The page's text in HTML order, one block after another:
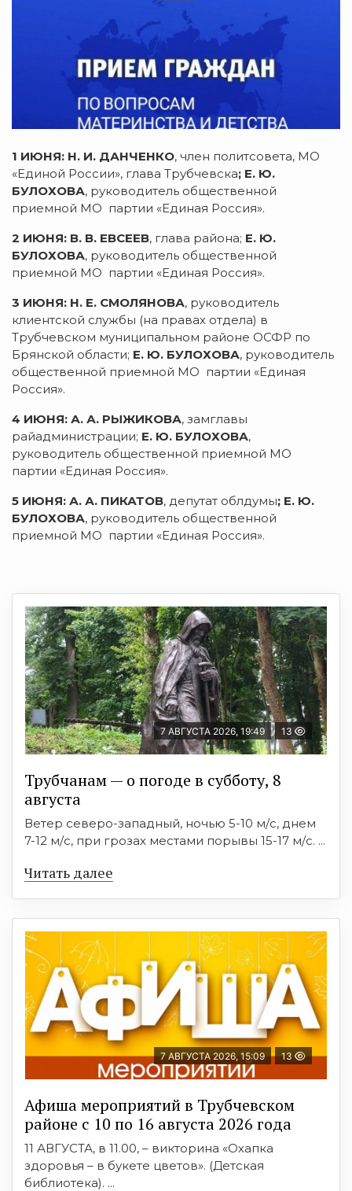
1 ИЮНЯ: Н. И. ДАНЧЕНКО, член политсовета, МО
«Единой России», глава Трубчевска; Е. Ю.
БУЛОХОВА, руководитель общественной
приемной МО партии «Единая Россия».
2 ИЮНЯ: В. В. ЕВСЕЕВ, глава района; Е. Ю.
БУЛОХОВА, руководитель общественной
приемной МО партии «Единая Россия».
3 ИЮНЯ: Н. Е. СМОЛЯНОВА, руководитель
клиентской службы (на правах отдела) в
Трубчевском муниципальном районе ОСФР по
Брянской области; Е. Ю. БУЛОХОВА, руководитель
общественной приемной МО партии «Единая
Россия».
4 ИЮНЯ: А. А. РЫЖИКОВА, замглавы
райадминистрации; Е. Ю. БУЛОХОВА,
руководитель общественной приемной МО
партии «Единая Россия».
5 ИЮНЯ: А. А. ПИКАТОВ, депутат облдумы; Е. Ю.
БУЛОХОВА, руководитель общественной
приемной МО партии «Единая Россия».
7 АВГУСТА 2026, 19:49 13
Трубчанам — о погоде в субботу, 8
августа
Ветер северо-западный, ночью 5-10 м/с, днем
7-12 м/с, при грозах местами порывы 15-17 м/с. ...
Читать далее
7 АВГУСТА 2026, 15:09 13
Афиша мероприятий в Трубчевском
районе с 10 по 16 августа 2026 года
11 АВГУСТА, в 11.00, – викторина «Охапка
здоровья – в букете цветов». (Детская
библиотека). ...